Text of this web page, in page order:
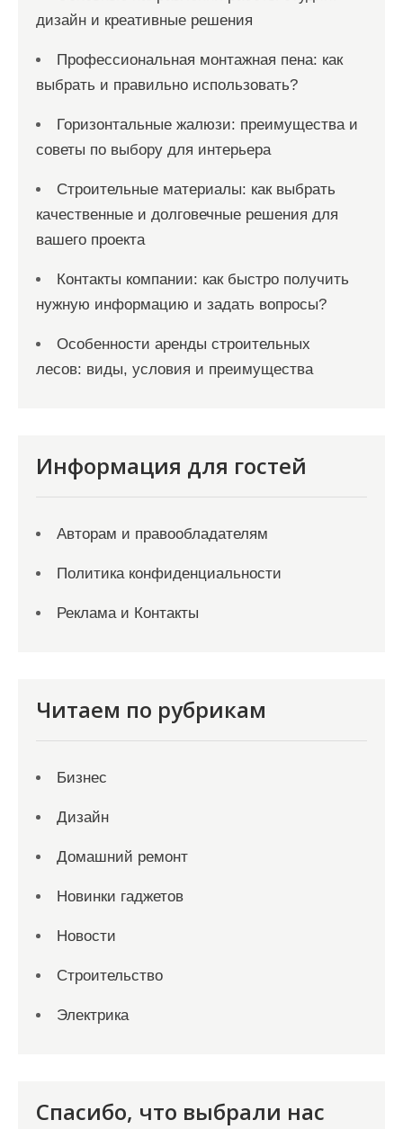
дизайн и креативные решения
Профессиональная монтажная пена: как
выбрать и правильно использовать?
Горизонтальные жалюзи: преимущества и
советы по выбору для интерьера
Строительные материалы: как выбрать
качественные и долговечные решения для
вашего проекта
Контакты компании: как быстро получить
нужную информацию и задать вопросы?
Особенности аренды строительных
лесов: виды, условия и преимущества
Информация для гостей
Авторам и правообладателям
Политика конфиденциальности
Реклама и Контакты
Читаем по рубрикам
Бизнес
Дизайн
Домашний ремонт
Новинки гаджетов
Новости
Строительство
Электрика
Спасибо, что выбрали нас